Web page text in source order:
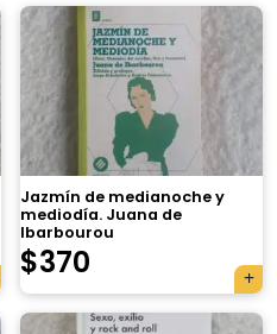
Jazmín de medianoche y
mediodía. Juana de
Ibarbourou
$370